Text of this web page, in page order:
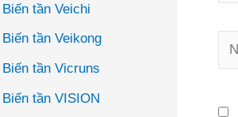
tần Veichi
tần Veikong
tần Vicruns
tần VISION